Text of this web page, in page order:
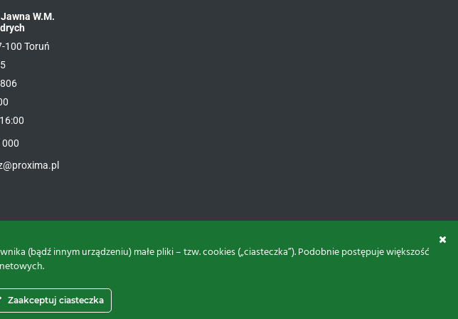
W.M.
100 Toruń
000
(bądź innym urządzeniu) małe pliki – tzw. cookies („ciasteczka”). Podobnie postępuje większość
Zaakceptuj ciasteczka